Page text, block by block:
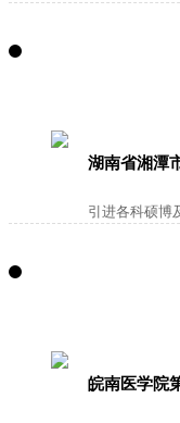
湖南省湘潭
引进各科硕博
皖南医学院